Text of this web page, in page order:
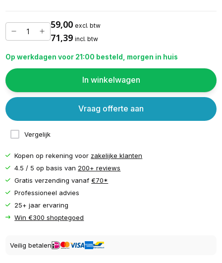
59,00 excl. btw
71,39 incl. btw
Op werkdagen voor 21:00 besteld, morgen in huis
In winkelwagen
Vergelijk
Vraag offerte aan
Kopen op rekening voor zakelijke klanten
4.5 / 5 op basis van 200+ reviews
Gratis verzending vanaf€70*
Professioneel advies
25+ jaar ervaring
Win €300 shoptegoed
Veilig betalen